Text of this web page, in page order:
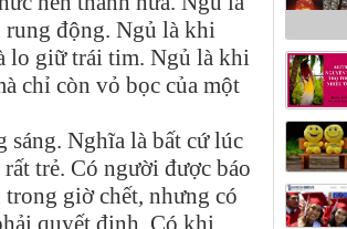
động. Ngủ là khi
lo giữ trái tim. Ngủ là khi
chỉ còn vỏ bọc của một
sáng. Nghĩa là bất cứ lúc
trẻ. Có người được báo
giờ chết, nhưng có
quyết định. Có khi